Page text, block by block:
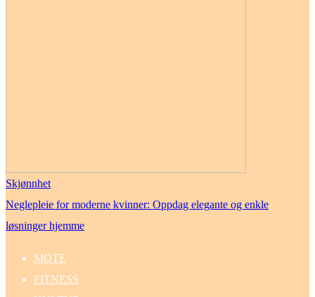
Skjønnhet
Neglepleie for moderne kvinner: Oppdag elegante og enkle
løsninger hjemme
MOTE
FITNESS